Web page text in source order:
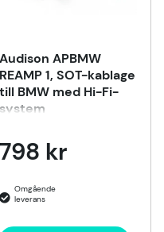
Audison APBMW
REAMP 1, SOT-kablage
till BMW med Hi-Fi-
system
798 kr